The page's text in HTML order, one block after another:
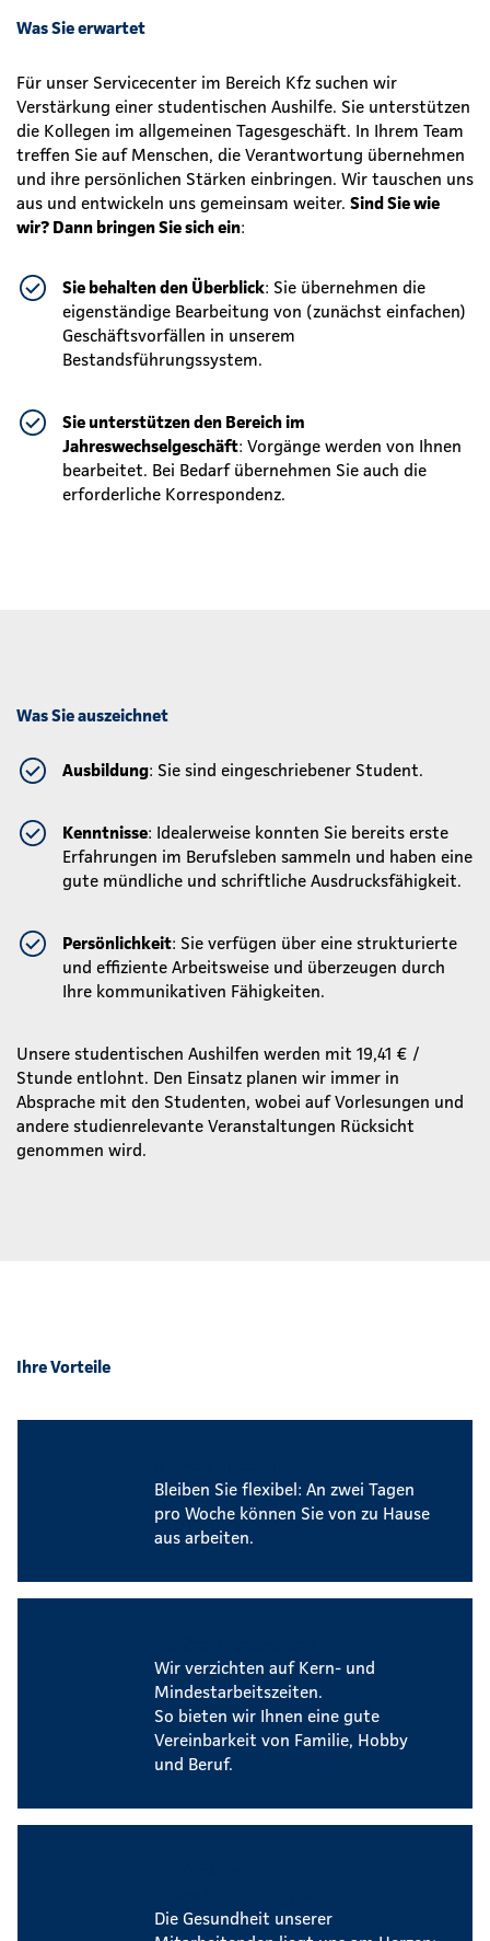
Was Sie erwartet
Für unser Servicecenter im Bereich Kfz suchen wir
Verstärkung einer studentischen Aushilfe. Sie unterstützen
die Kollegen im allgemeinen Tagesgeschäft. In Ihrem Team
treffen Sie auf Menschen, die Verantwortung übernehmen
und ihre persönlichen Stärken einbringen. Wir tauschen uns
aus und entwickeln uns gemeinsam weiter. Sind Sie wie
wir? Dann bringen Sie sich ein:
Sie behalten den Überblick: Sie übernehmen die
eigenständige Bearbeitung von (zunächst einfachen)
Geschäftsvorfällen in unserem
Bestandsführungssystem.
Sie unterstützen den Bereich im
Jahreswechselgeschäft: Vorgänge werden von Ihnen
bearbeitet. Bei Bedarf übernehmen Sie auch die
erforderliche Korrespondenz.
Was Sie auszeichnet
Ausbildung: Sie sind eingeschriebener Student.
Kenntnisse: Idealerweise konnten Sie bereits erste
Erfahrungen im Berufsleben sammeln und haben eine
gute mündliche und schriftliche Ausdrucksfähigkeit.
Persönlichkeit: Sie verfügen über eine strukturierte
und effiziente Arbeitsweise und überzeugen durch
Ihre kommunikativen Fähigkeiten.
Unsere studentischen Aushilfen werden mit 19,41 € /
Stunde entlohnt. Den Einsatz planen wir immer in
Absprache mit den Studenten, wobei auf Vorlesungen und
andere studienrelevante Veranstaltungen Rücksicht
genommen wird.
Ihre Vorteile
Bleiben Sie flexibel: An zwei Tagen
pro Woche können Sie von zu Hause
aus arbeiten.
Wir verzichten auf Kern- und
Mindestarbeitszeiten.
So bieten wir Ihnen eine gute
Vereinbarkeit von Familie, Hobby
und Beruf.
Die Gesundheit unserer